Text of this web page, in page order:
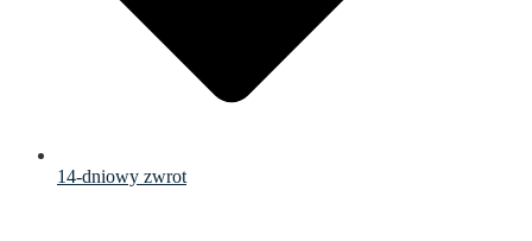
14-dniowy zwrot